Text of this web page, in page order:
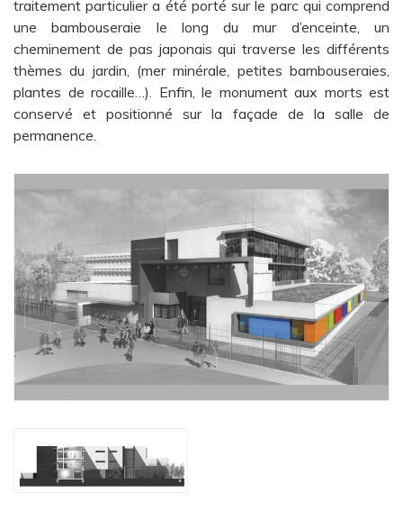
traitement particulier a été porté sur le parc qui comprend
une bambouseraie le long du mur d’enceinte, un
cheminement de pas japonais qui traverse les différents
thèmes du jardin, (mer minérale, petites bambouseraies,
plantes de rocaille…). Enfin, le monument aux morts est
conservé et positionné sur la façade de la salle de
permanence.